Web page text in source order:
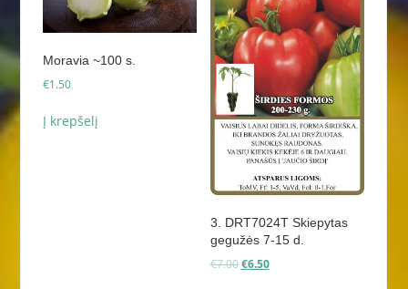
Moravia ~100 s.
€1.50
Į krepšelį
3. DRT7024T Skiepytas
gegužės 7-15 d.
€7.00 Original
€6.50Current